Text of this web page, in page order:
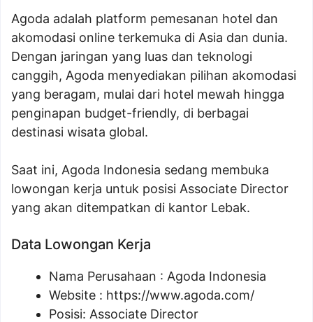
Agoda adalah platform pemesanan hotel dan
akomodasi online terkemuka di Asia dan dunia.
Dengan jaringan yang luas dan teknologi
canggih, Agoda menyediakan pilihan akomodasi
yang beragam, mulai dari hotel mewah hingga
penginapan budget-friendly, di berbagai
destinasi wisata global.
Saat ini, Agoda Indonesia sedang membuka
lowongan kerja untuk posisi Associate Director
yang akan ditempatkan di kantor Lebak.
Data Lowongan Kerja
Nama Perusahaan : Agoda Indonesia
Website : https://www.agoda.com/
Posisi: Associate Director